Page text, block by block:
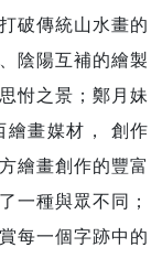
破傳統山水畫的
陰陽互補的繪製
㤔之景；鄭月妹
繪畫媒材， 創作
繪畫創作的豐富
一種與眾不同；
每一個字跡中的